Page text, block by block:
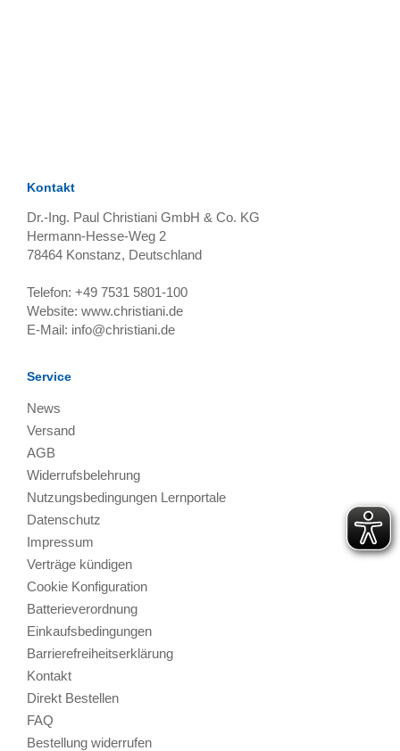
Kontakt
Dr.-Ing. Paul Christiani GmbH & Co. KG
Hermann-Hesse-Weg 2
78464 Konstanz, Deutschland
Telefon: +49 7531 5801-100
Website: www.christiani.de
E-Mail: info@christiani.de
Service
News
Versand
AGB
Widerrufsbelehrung
Nutzungsbedingungen Lernportale
Datenschutz
Impressum
Verträge kündigen
Cookie Konfiguration
Batterieverordnung
Einkaufsbedingungen
Barrierefreiheitserklärung
Kontakt
Direkt Bestellen
FAQ
Bestellung widerrufen